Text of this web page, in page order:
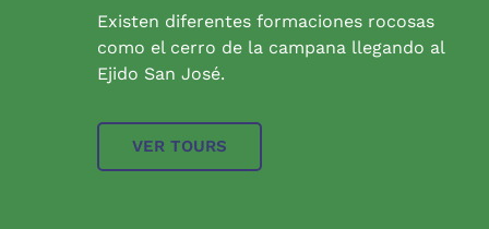
Existen diferentes formaciones rocosas
como el cerro de la campana llegando al
Ejido San José.
VER TOURS